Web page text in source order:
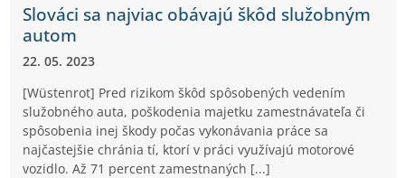
Slováci sa najviac obávajú škôd služobným
autom
22. 05. 2023
[Wüstenrot] Pred rizikom škôd spôsobených vedením
služobného auta, poškodenia majetku zamestnávateľa či
spôsobenia inej škody počas vykonávania práce sa
najčastejšie chránia tí, ktorí v práci využívajú motorové
vozidlo. Až 71 percent zamestnaných [...]